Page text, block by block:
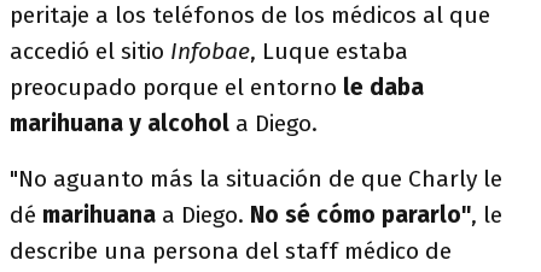
peritaje a los teléfonos de los médicos al que
accedió el sitio Infobae, Luque estaba
preocupado porque el entorno le daba
marihuana y alcohol a Diego.
"No aguanto más la situación de que Charly le
dé marihuana a Diego. No sé cómo pararlo", le
describe una persona del staff médico de